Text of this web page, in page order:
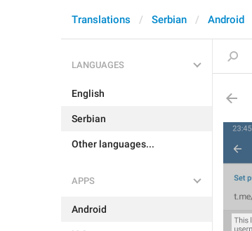
Translations Serbian Android
LANGUAGES
English
Serbian
Other languages...
APPS
Android